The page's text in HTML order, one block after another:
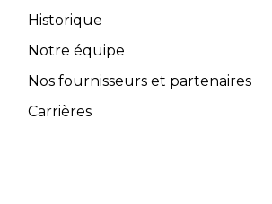
Historique
Notre équipe
Nos fournisseurs et partenaires
Carrières